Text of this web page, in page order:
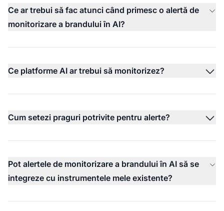
Ce ar trebui să fac atunci când primesc o alertă de
monitorizare a brandului în AI?
Ce platforme AI ar trebui să monitorizez?
Cum setezi praguri potrivite pentru alerte?
Pot alertele de monitorizare a brandului în AI să se
integreze cu instrumentele mele existente?